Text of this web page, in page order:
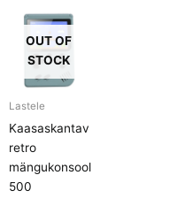
OUT OF
STOCK
Lastele
Kaasaskantav
retro
mängukonsool
500